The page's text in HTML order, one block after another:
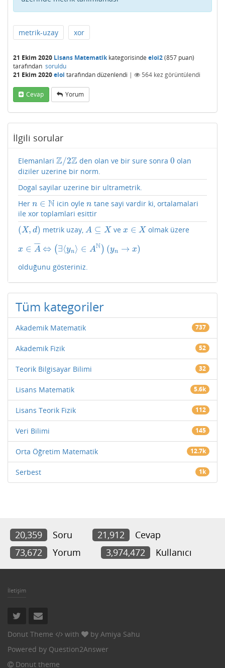
metrik-uzay xor
21 Ekim 2020 Lisans Matematikkategorisinde eloi2(857 puan)
tarafından soruldu
21 Ekim 2020eloi tarafındandüzenlendi | 564 kez görüntülendi
Cevap Yorum
İlgili sorular
Elemanlari Z/2Z
Z/2Z den olan ve bir sure sonra 0
0 olan
diziler uzerine bir norm.
Dogal sayilar uzerine bir ultrametrik.
Her n ∈ N
n∈N icin oylen
n tane sayi vardir ki, ortalamalari
ile xor toplamlari esittir
(X, d)
(X,d) metrik uzay, A ⊆ X
A⊆X ve x ∈ X
x∈X olmak üzere
x ∈ A
¯¯
¯¯ ⇔ (∃⟨yn⟩ ∈ AN) (yn → x)
x∈A¯ ⇔(∃⟨yn ∈ AN)( y n→x )
olduğunu gösteriniz.
Tüm kategoriler
Akademik Matematik 737
Akademik Fizik 52
Teorik Bilgisayar Bilimi 32
Lisans Matematik 5.6k
Lisans Teorik Fizik 112
Veri Bilimi 145
Orta Öğretim Matematik 12.7k
Serbest 1k
20,359 Soru 21,912
Cevap
73,672
Yorum 3,974,472 Kullanıcı
İletişim
Donut Theme with by Amiya Sahu
Powered by Question2Answer
Donut theme